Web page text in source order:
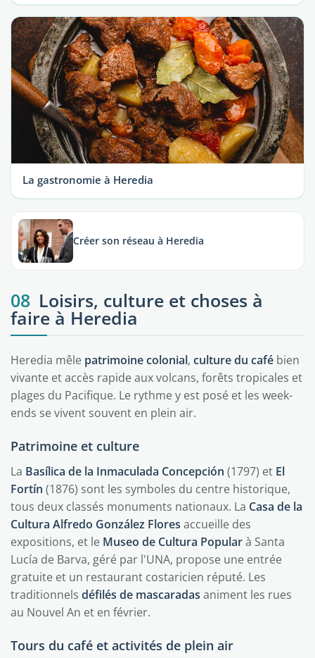
La gastronomie à Heredia
Créer son réseau à Heredia
08 Loisirs, culture et choses à
faire à Heredia
Heredia mêle patrimoine colonial, culture du café bien
vivante et accès rapide aux volcans, forêts tropicales et
plages du Pacifique. Le rythme y est posé et les week-
ends se vivent souvent en plein air.
Patrimoine et culture
La Basílica de la Inmaculada Concepción (1797) et El
Fortín (1876) sont les symboles du centre historique,
tous deux classés monuments nationaux. La Casa de la
Cultura Alfredo González Flores accueille des
expositions, et le Museo de Cultura Popularà Santa
Lucía de Barva, géré par l'UNA, propose une entrée
gratuite et un restaurant costaricien réputé. Les
traditionnels défilés de mascaradas animent les rues
au Nouvel An et en février.
Tours du café et activités de plein air